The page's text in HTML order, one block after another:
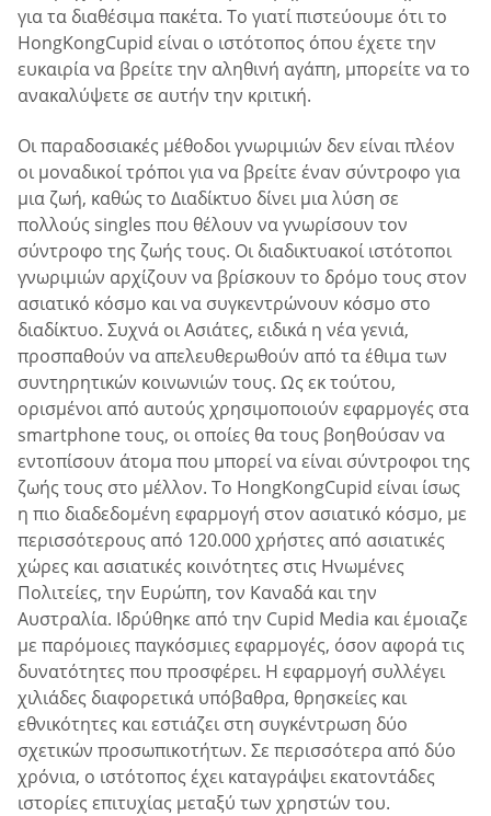
για τα διαθέσιμα πακέτα. Το γιατί πιστεύουμε ότι το
HongKongCupid είναι ο ιστότοπος όπου έχετε την
ευκαιρία να βρείτε την αληθινή αγάπη, μπορείτε να το
ανακαλύψετε σε αυτήν την κριτική.
Οι παραδοσιακές μέθοδοι γνωριμιών δεν είναι πλέον
οι μοναδικοί τρόποι για να βρείτε έναν σύντροφο για
μια ζωή, καθώς το Διαδίκτυο δίνει μια λύση σε
πολλούς singles που θέλουν να γνωρίσουν τον
σύντροφο της ζωής τους. Οι διαδικτυακοί ιστότοποι
γνωριμιών αρχίζουν να βρίσκουν το δρόμο τους στον
ασιατικό κόσμο και να συγκεντρώνουν κόσμο στο
διαδίκτυο. Συχνά οι Ασιάτες, ειδικά η νέα γενιά,
προσπαθούν να απελευθερωθούν από τα έθιμα των
συντηρητικών κοινωνιών τους. Ως εκ τούτου,
ορισμένοι από αυτούς χρησιμοποιούν εφαρμογές στα
smartphone τους, οι οποίες θα τους βοηθούσαν να
εντοπίσουν άτομα που μπορεί να είναι σύντροφοι της
ζωής τους στο μέλλον. Το HongKongCupid είναι ίσως
η πιο διαδεδομένη εφαρμογή στον ασιατικό κόσμο, με
περισσότερους από 120.000 χρήστες από ασιατικές
χώρες και ασιατικές κοινότητες στις Ηνωμένες
Πολιτείες, την Ευρώπη, τον Καναδά και την
Αυστραλία. Ιδρύθηκε από την Cupid Media και έμοιαζε
με παρόμοιες παγκόσμιες εφαρμογές, όσον αφορά τις
δυνατότητες που προσφέρει. Η εφαρμογή συλλέγει
χιλιάδες διαφορετικά υπόβαθρα, θρησκείες και
εθνικότητες και εστιάζει στη συγκέντρωση δύο
σχετικών προσωπικοτήτων. Σε περισσότερα από δύο
χρόνια, ο ιστότοπος έχει καταγράψει εκατοντάδες
ιστορίες επιτυχίας μεταξύ των χρηστών του.